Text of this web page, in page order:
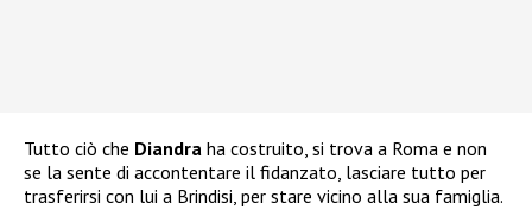
Tutto ciò che Diandra ha costruito, si trova a Roma e non
se la sente di accontentare il fidanzato, lasciare tutto per
trasferirsi con lui a Brindisi, per stare vicino alla sua famiglia.